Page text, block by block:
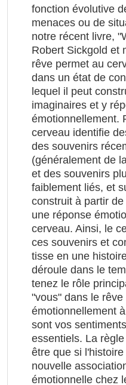
fonction évolutive
menaces ou de
notre récent livre,
Robert Sickgold et
rêve permet au
dans un état de
lequel il peut
imaginaires et y
émotionnellement.
cerveau identifie
des souvenirs
(généralement de
et des souvenirs
faiblement liés, et
construit à partir
une réponse
cerveau. Ainsi, le
ces souvenirs et
tisse en une
déroule dans le
tenez le rôle
"vous" dans le rêve
émotionnellement
sont vos
essentiels. La
être que si
nouvelle
émotionnelle chez